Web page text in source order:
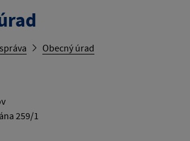
Obecný úrad
259/1